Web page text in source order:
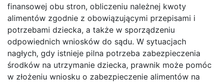
finansowej obu stron, obliczeniu należnej kwoty
alimentów zgodnie z obowiązującymi przepisami i
potrzebami dziecka, a także w sporządzeniu
odpowiednich wniosków do sądu. W sytuacjach
nagłych, gdy istnieje pilna potrzeba zabezpieczenia
środków na utrzymanie dziecka, prawnik może pomóc
w złożeniu wniosku o zabezpieczenie alimentów na